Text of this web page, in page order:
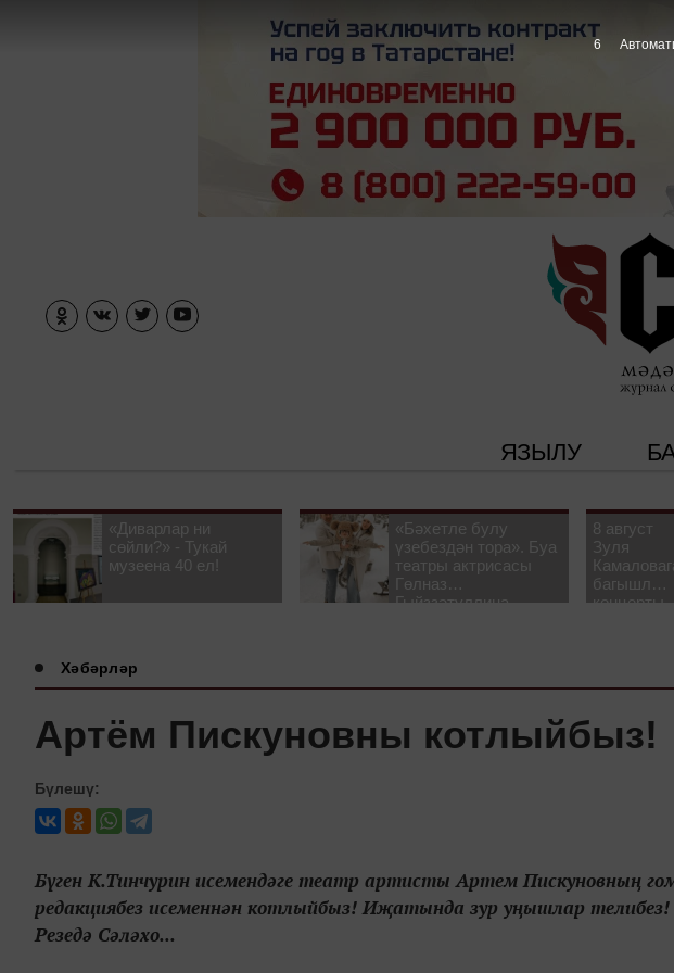
ЯЗЫЛУ
«Диварлар ни
сөйли?» - Тукай
музеена 40 ел!
«Бәхетле булу
үзебездән тора». Буа
театры актрисасы
Гөлназ
Гыйззәтуллина-
8 август
Зуля
Камаловага
багышлау
концерты
Хәбәрләр
Артём Пискуновны котлыйбыз!
Бүлешү:
Бүген К.Тинчурин исемендәге театр артисты Артем Пискуновның
редакциябез исеменнән котлыйбыз! Иҗатында зур уңышлар
Резедә Сәләхо...
5